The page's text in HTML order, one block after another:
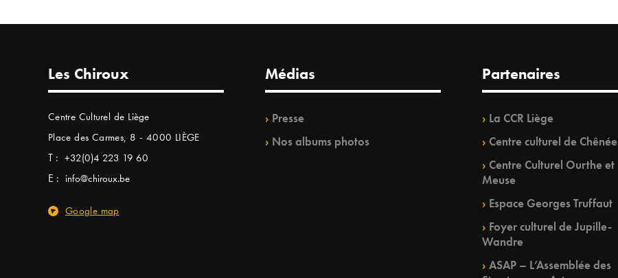
Les Chiroux
Centre Culturel de Liège
Place des Carmes, 8 - 4000 LIÈGE
T : +32(0)4 223 19 60
E : info@chiroux.be
Google map
Médias
Presse
Nos albums photos
Partenaires
La CCR Liège
Centre culturel de Chênée
Centre Culturel Ourthe et
Meuse
Espace Georges Truffaut
Foyer culturel de Jupille-
Wandre
ASAP – L’Assemblée des